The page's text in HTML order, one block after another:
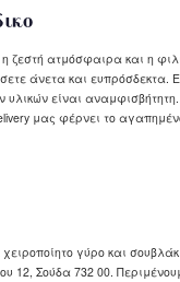
ζεστή ατμόσφαιρα και η
άνετα και ευπρόσδεκτα.
είναι
μας φέρνει το
γύρο και
12, Σούδα 732 00.